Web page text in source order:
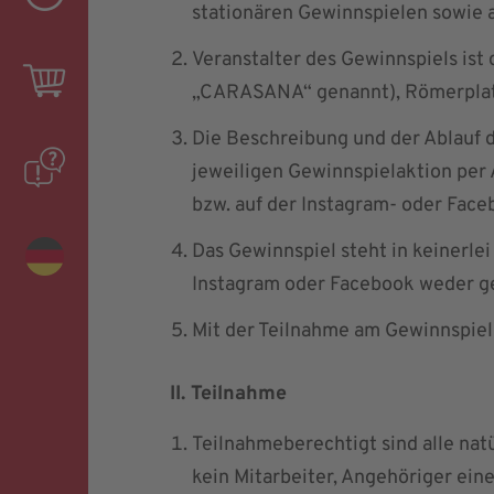
stationären Gewinnspielen sowie
Veranstalter des Gewinnspiels ist
„CARASANA“ genannt),
Die Beschreibung und der Ablauf
jeweiligen Gewinnspielaktion
bzw. auf der Instagram- oder
Das Gewinnspiel steht in
Instagram oder Facebook weder
Mit der Teilnahme am
II. Teilnahme
Teilnahmeberechtigt sind alle
kein Mitarbeiter, Angehöriger